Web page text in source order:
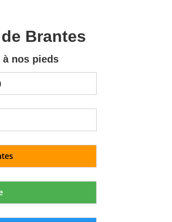
Brantes
nos pieds